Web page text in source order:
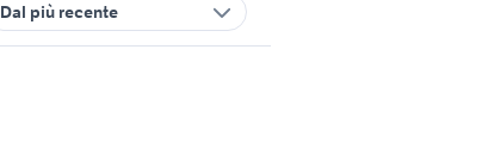
Dal più recente